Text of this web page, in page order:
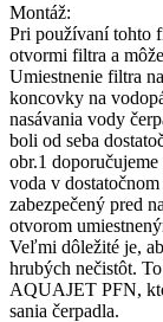
Montáž:
Pri používaní tohto
otvormi filtra a
Umiestnenie filtra
koncovky na
nasávania vody
boli od seba
obr.1
voda v
zabezpečený pred
otvorom
Veľmi dôležité je,
hrubých nečistôt.
AQUAJET PFN,
sania čerpadla.